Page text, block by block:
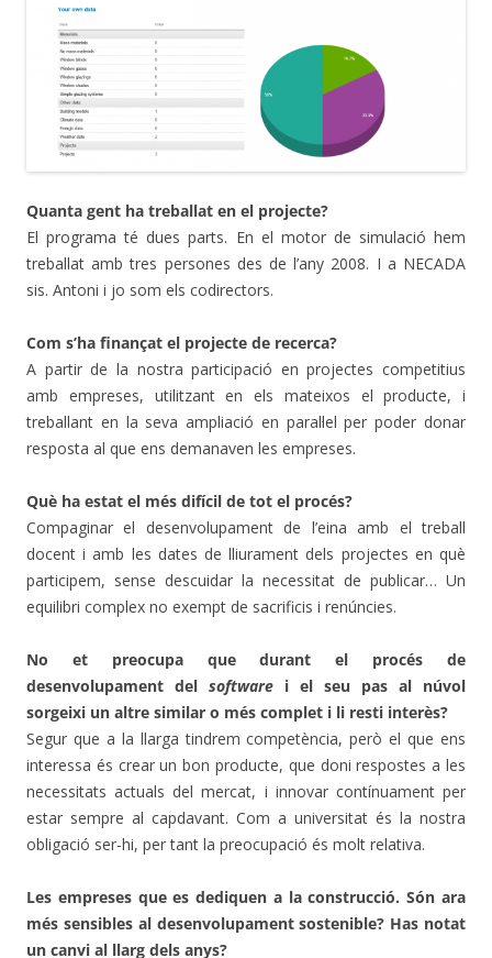
Quanta gent ha treballat en el projecte?
El programa té dues parts. En el motor de simulació hem
treballat amb tres persones des de l’any 2008. I a NECADA
sis. Antoni i jo som els codirectors.
Com s’ha finançat el projecte de recerca?
A partir de la nostra participació en projectes competitius
amb empreses, utilitzant en els mateixos el producte, i
treballant en la seva ampliació en paral·lel per poder donar
resposta al que ens demanaven les empreses.
Què ha estat el més difícil de tot el procés?
Compaginar el desenvolupament de l’eina amb el treball
docent i amb les dates de lliurament dels projectes en què
participem, sense descuidar la necessitat de publicar… Un
equilibri complex no exempt de sacrificis i renúncies.
No et preocupa que durant el procés de
desenvolupament del software i el seu pas al núvol
sorgeixi un altre similar o més complet i li resti interès?
Segur que a la llarga tindrem competència, però el que ens
interessa és crear un bon producte, que doni respostes a les
necessitats actuals del mercat, i innovar contínuament per
estar sempre al capdavant. Com a universitat és la nostra
obligació ser-hi, per tant la preocupació és molt relativa.
Les empreses que es dediquen a la construcció. Són ara
més sensibles al desenvolupament sostenible? Has notat
un canvi al llarg dels anys?